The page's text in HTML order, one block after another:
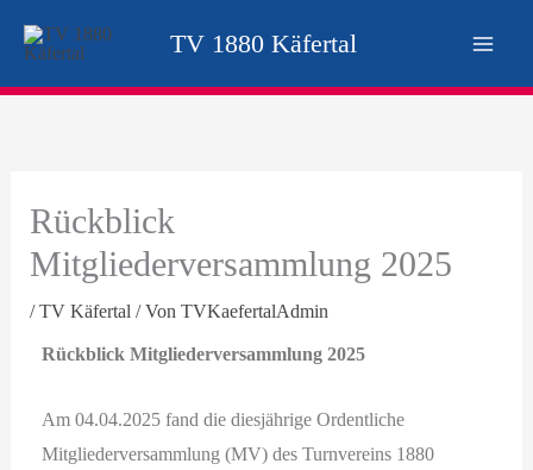
Inhalt
springen
TV 1880 Käfertal
Rückblick
Mitgliederversammlung 2025
/TV Käfertal / Von TVKaefertalAdmin
Rückblick Mitgliederversammlung 2025
Am 04.04.2025 fand die diesjährige Ordentliche
Mitgliederversammlung (MV) des Turnvereins 1880